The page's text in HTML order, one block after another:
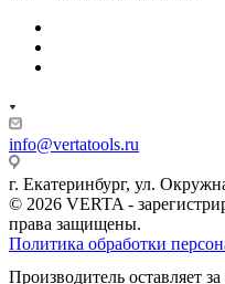
info@vertatools.ru
г. Екатеринбург, ул.
© 2026 VERTA -
права защищены.
Политика обработки
Производитель оставляет